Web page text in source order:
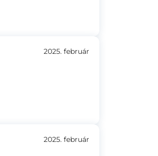
2025. február
2025. február